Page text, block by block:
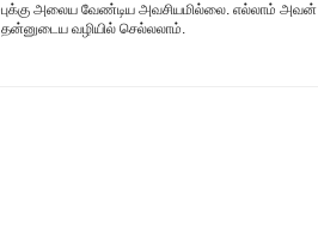
அலைய வேண்டிய அவசியமில்லை. எல்லாம் அவன்
தன்னுடைய வழியில் செல்லலாம்.